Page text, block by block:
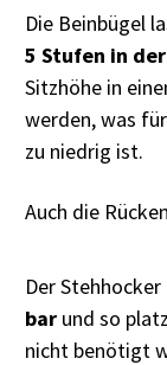
Die Beinbügel
5 Stufen in
Sitzhöhe in
werden, was
zu niedrig ist.
Auch die
Der
bar und so
nicht benötigt